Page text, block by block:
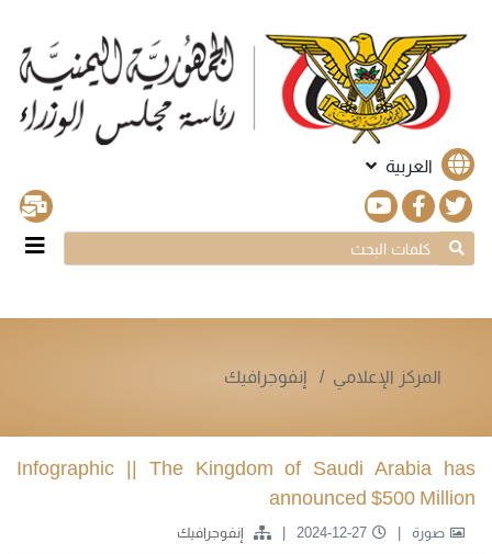
العربية
المركز الإعلامي إنفوجرافيك
Infographic || The Kingdom of Saudi Arabia has
announced $500 Million
صورة 2024-12-27 إنفوجرافيك